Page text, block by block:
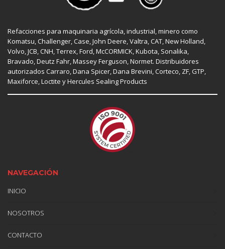
Refacciones para maquinaria agrícola, industrial, minero como
Komatsu, Challenger,Case,John Deere, Valtra,CAT,New Holland,
Volvo,JCB,CNH, Terrex,Ford, McCORMICK,Kubota, Sonalika,
Bravado, Deutz Fahr,Massey Ferguson,Normet. Distribuidores
autorizados Carraro,Dana Spicer, Dana Brevini,Corteco, ZF,GTP,
Maxiforce,Loctite y Hercules Sealing Products
NAVEGACIÓN
INICIO
NOSOTROS
CONTACTO